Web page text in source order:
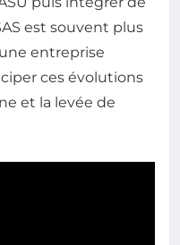
est souvent plus
entreprise
ces évolutions
et la levée de